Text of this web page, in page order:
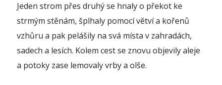
Jeden strom přes druhý se hnaly o překot ke
strmým stěnám, šplhaly pomocí větví a kořenů
vzhůru a pak pelášily na svá místa v zahradách,
sadech a lesích. Kolem cest se znovu objevily aleje
a potoky zase lemovaly vrby a olše.